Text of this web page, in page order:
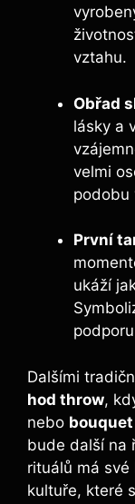
vztahu.
Obřad
lásky a
velmi
podobu
První
ukáží
Dalšími
hod throw,
nebo
bude další na
rituálů má
kultuře, které